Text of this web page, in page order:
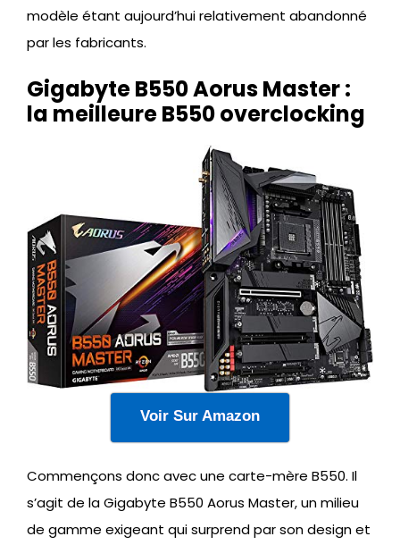
modèle étant aujourd’hui relativement abandonné
par les fabricants.
Gigabyte B550 Aorus Master :
la meilleure B550 overclocking
Voir Sur Amazon
Commençons donc avec une carte-mère B550. Il
s’agit de la Gigabyte B550 Aorus Master, un milieu
de gamme exigeant qui surprend par son design et